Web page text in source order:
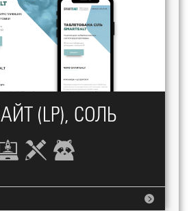
(LP), СОЛЬ